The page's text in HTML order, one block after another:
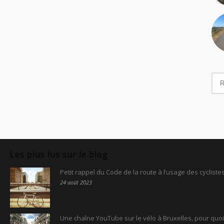
Les plus lus sur le blog
Petit rappel du Code de la route à l’usage des
24 août 2023
Une chaîne YouTube sur le vélo à Bruxelles, pour